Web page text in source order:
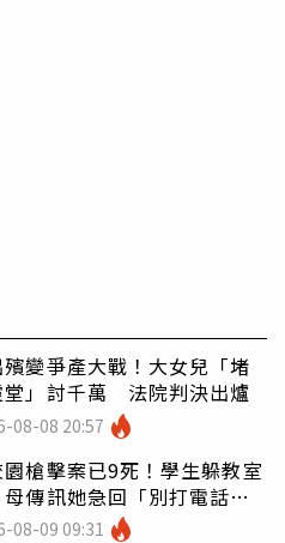
變爭產大戰！大女兒「堵
堂」討千萬 法院判決出爐
08-08 20:57
槍擊案已9死！學生躲教室
傳訊她急回「別打電話怕
08-09 09:31